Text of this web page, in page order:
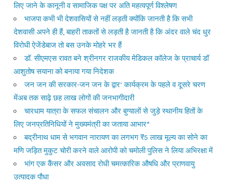
लिए जाने के कानूनी व सामाजिक पक्ष पर अति महत्वपूर्ण विश्लेषण
भाजपा कभी भी देशवासियों से नहीं लड़ती क्योंकि जानती है कि सभी
देशवासी अपने ही हैं, बाहरी ताकतों से लड़ती है जानती है कि अंदर वाले चंद धुर
विरोधी ऐजेंडेबाज तो बस उनके मोहरे भर हैं
डॉ. सीएमएस रावत बने श्रीनगर राजकीय मेडिकल कॉलेज के प्राचार्य डॉ
आशुतोष सयाना को बनाया गया निदेशक
जन जन की सरकार-जन जन के द्वार’ कार्यक्रम के पहले व दूसरे चरण
मेंअब तक साढ़े छह लाख लोगों की जनभागीदारी
चारधाम यात्रा के सफल संचालन और बुग्यालों से जुड़े स्थानीय हितों के
लिए जनप्रतिनिधियों ने मुख्यमंत्री का जताया आभार*
बद्रीनाथ धाम से भगवान नारायण का लगभग ₹5 लाख मूल्य का सोने का
मणि जड़ित मुकुट चोरी करने वाले आरोपी को चमोली पुलिस ने लिया अभिरक्षा में
भांग एक कैंसर और अवसाद रोधी चमत्कारिक औषधि और प्राणवायु
उत्पादक पौधा